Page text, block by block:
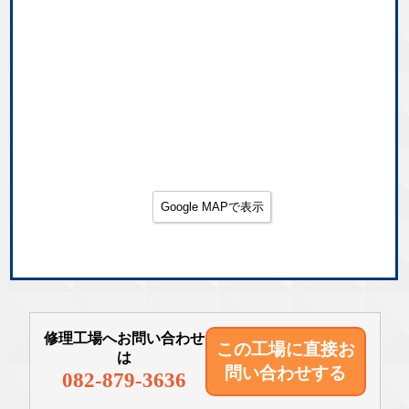
Google MAPで表示
修理工場へお問い合わせ
は
082-879-3636
この工場に直接お
問い合わせする